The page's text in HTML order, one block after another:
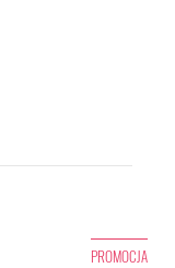
PROMOCJA